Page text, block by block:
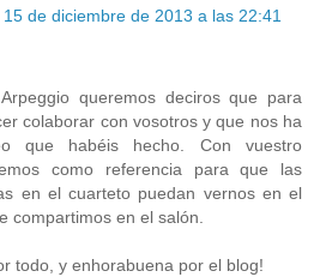
15 de diciembre de 2013 a las 22:41
queremos deciros que para
colaborar con vosotros y que nos ha
que habéis hecho. Con vuestro
como referencia para que las
en el cuarteto puedan vernos en el
compartimos en el salón.
todo, y enhorabuena por el blog!